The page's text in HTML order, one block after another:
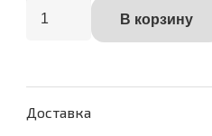
Количество
в
цилиндре
В корзину
Alternative:
Доставка